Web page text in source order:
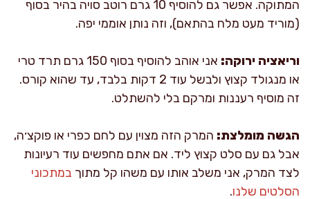
המתוקה. אפשר גם להוסיף 10 גרם רוטב סויה בהיר בסוף
(מוריד מעט מלח בהתאם), וזה נותן אוממי יפה.
וריאציה ירוקה:
אני אוהב להוסיף בסוף 150 גרם תרד טרי
או מנגולד קצוץ ולבשל עוד 2 דקות בלבד, עד שהוא קורס.
זה מוסיף רעננות ומרקם בלי להשתלט.
הגשה מומלצת: המרק הזה מצוין עם לחם כפרי או פוקצ׳ה,
אבל גם עם סלט קצוץ ליד. אם אתם מחפשים עוד רעיונות
לצד המרק, אני משלב אותו עם משהו קל מתוך במתכוני
הסלטים שלנו.